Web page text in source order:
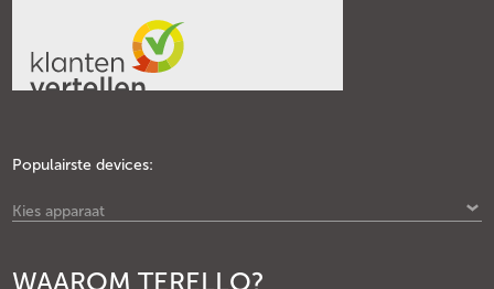
Populairste devices:
Kies apparaat
WAAROM TERELLO?